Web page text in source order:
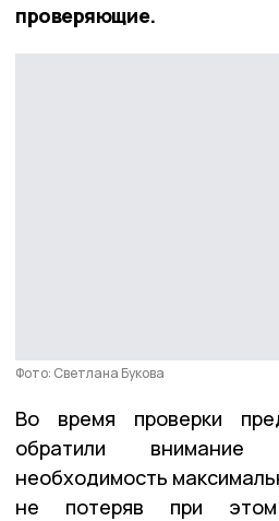
проверяющие.
Фото: Светлана Букова
Во время проверки
обратили
необходимость
не потеряв при